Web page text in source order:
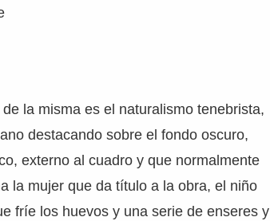
la misma es el naturalismo tenebrista,
destacando sobre el fondo oscuro,
externo al cuadro y que normalmente
la mujer que da título a la obra, el niño
fríe los huevos y una serie de enseres y